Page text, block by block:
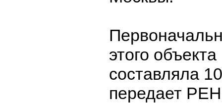
этого
составляла
передает